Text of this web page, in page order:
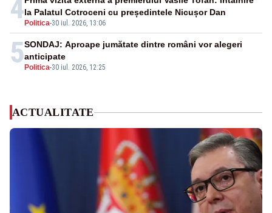
4 Politica-30 iul. 2026, 13:06
la Palatul Cotroceni cu președintele Nicușor Dan
5 Politica-30 iul. 2026, 12:25
SONDAJ: Aproape jumătate dintre români vor alegeri
anticipate
ACTUALITATE